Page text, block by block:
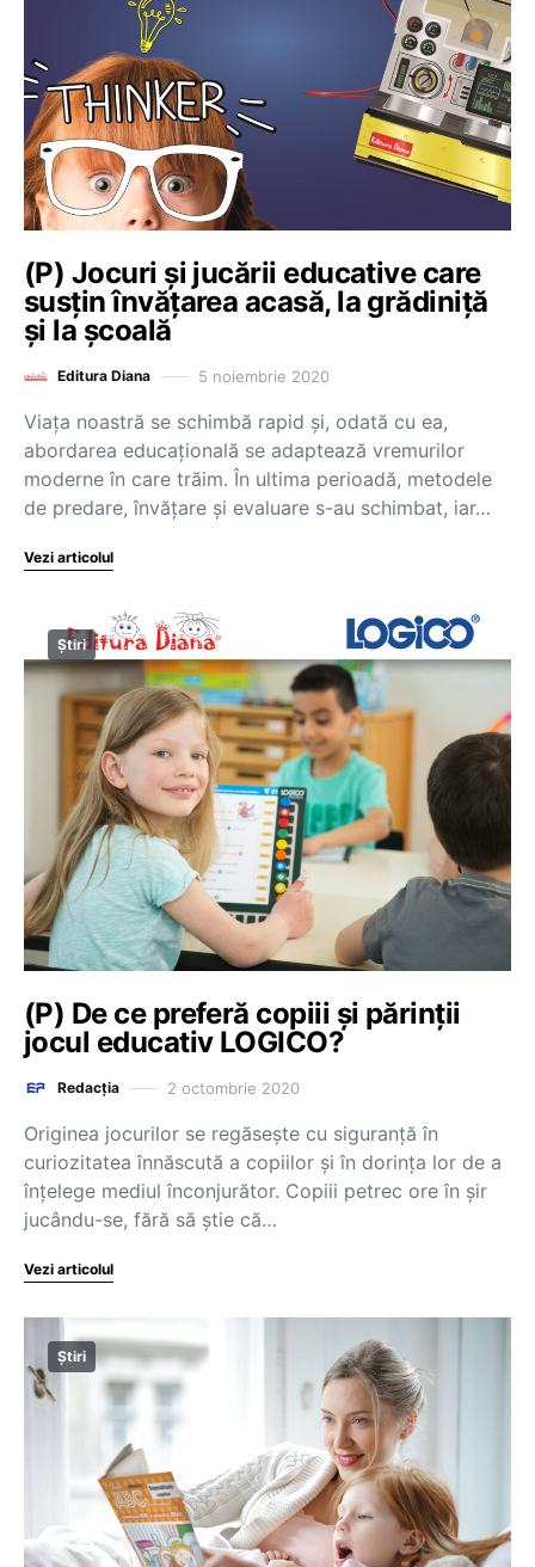
(P) Jocuri și jucării educative care
susțin învățarea acasă, la grădiniță
și la școală
Editura Diana 5 noiembrie 2020
Viața noastră se schimbă rapid și, odată cu ea,
abordarea educațională se adaptează vremurilor
moderne în care trăim. În ultima perioadă, metodele
de predare, învățare și evaluare s-au schimbat, iar…
Vezi articolul
Știri
(P) De ce preferă copiii și părinții
jocul educativ LOGICO?
Redacția 2 octombrie 2020
Originea jocurilor se regăsește cu siguranță în
curiozitatea înnăscută a copiilor și în dorința lor de a
înțelege mediul înconjurător. Copiii petrec ore în șir
jucându-se, fără să știe că…
Vezi articolul
Știri